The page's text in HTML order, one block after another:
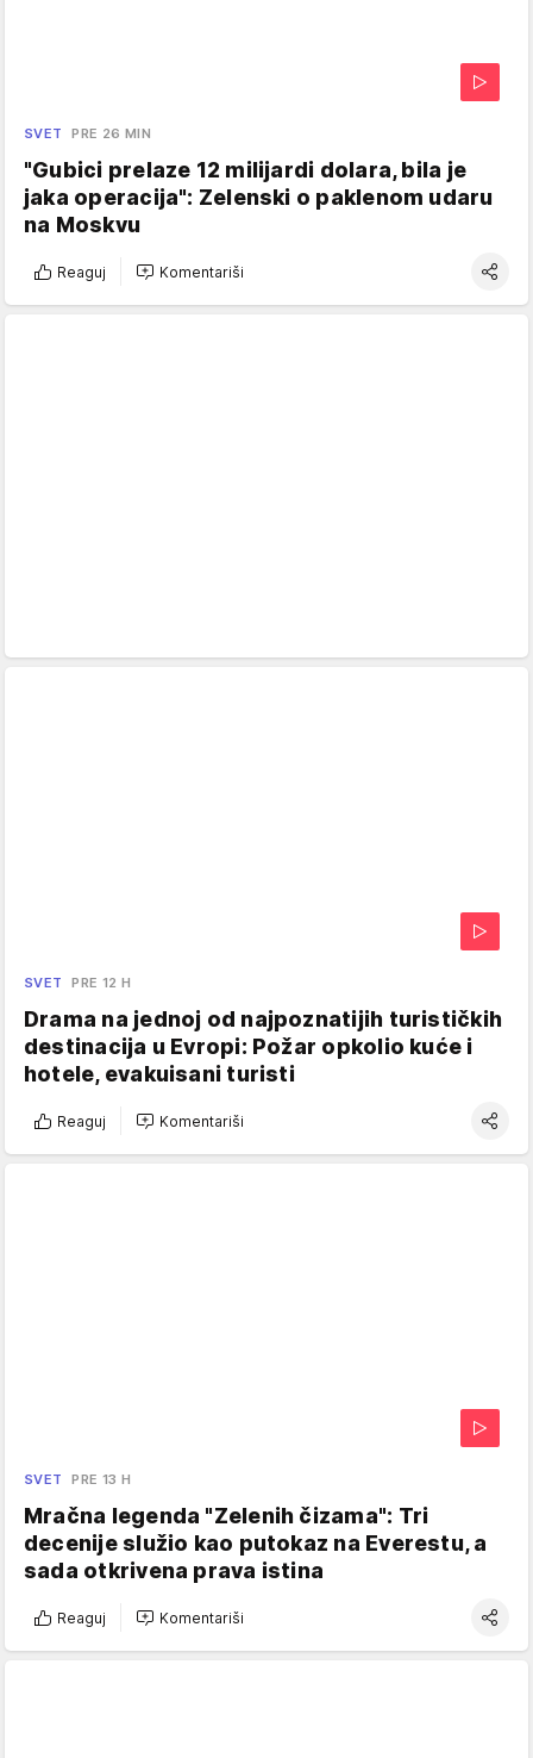
SVET PRE 26 MIN
"Gubici prelaze 12 milijardi dolara, bila je
jaka operacija": Zelenski o paklenom udaru
na Moskvu
Reaguj Komentariši
SVET PRE 12 H
Drama na jednoj od najpoznatijih turističkih
destinacija u Evropi: Požar opkolio kuće i
hotele, evakuisani turisti
Reaguj Komentariši
SVET PRE 13 H
Mračna legenda "Zelenih čizama": Tri
decenije služio kao putokaz na Everestu, a
sada otkrivena prava istina
Reaguj Komentariši